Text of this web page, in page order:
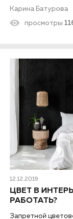
поможем
Карина Батурова
просмотры
12.12.2019
ЦВЕТ В
РАБОТАТЬ?
Запретной